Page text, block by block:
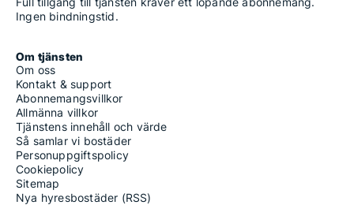
Ingen bindningstid.
Om tjänsten
Om oss
Kontakt & support
Abonnemangsvillkor
Allmänna villkor
Tjänstens innehåll och värde
Så samlar vi bostäder
Personuppgiftspolicy
Cookiepolicy
Sitemap
Nya hyresbostäder (RSS)